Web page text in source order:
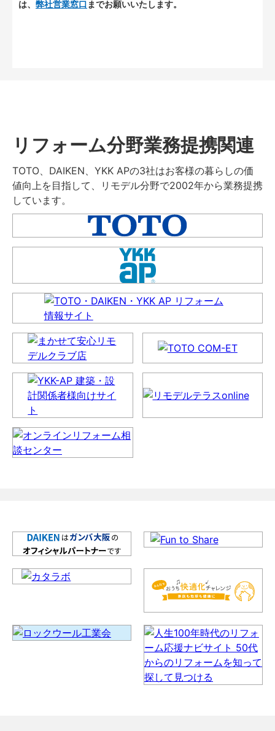
は、 弊社営業窓口 までお願いいたします。
リフォーム分野業務提携関連
TOTO、DAIKEN、YKK APの3社はお客様の暮らしの価
値向上を目指して、リモデル分野で2002年から業務提携
しています。